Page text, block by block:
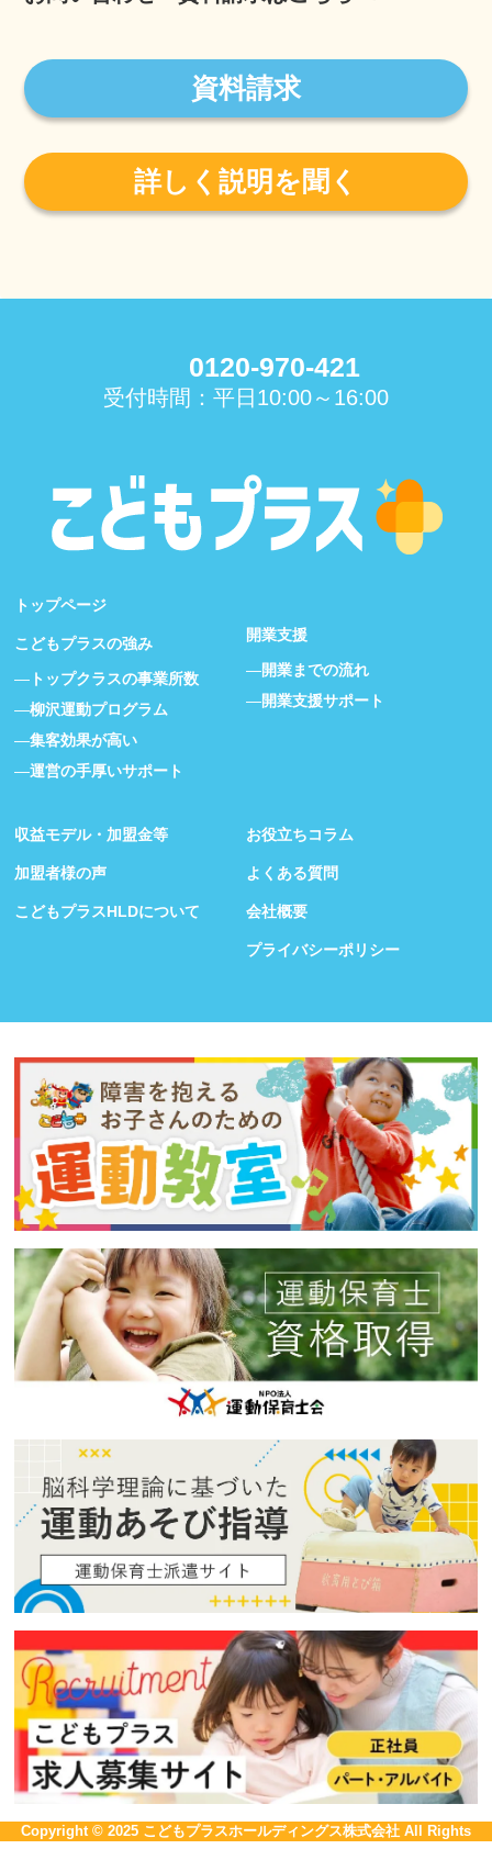
資料請求
詳しく説明を聞く
0120-970-421
受付時間：平日10:00～16:00
トップページ
こどもプラスの強み
トップクラスの事業所数
柳沢運動プログラム
集客効果が高い
運営の手厚いサポート
開業支援
開業までの流れ
開業支援サポート
収益モデル・加盟金等
加盟者様の声
こどもプラスHLDについて
お役立ちコラム
よくある質問
会社概要
プライバシーポリシー
Copyright © 2025 こどもプラスホールディングス株式会社 All Rights